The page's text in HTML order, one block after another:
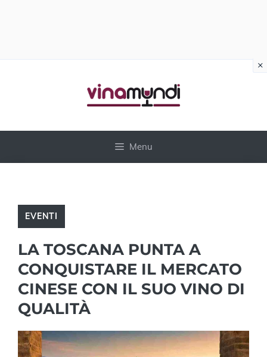
Menu
EVENTI
LA TOSCANA PUNTA A
CONQUISTARE IL MERCATO
CINESE CON IL SUO VINO DI
QUALITÀ
×